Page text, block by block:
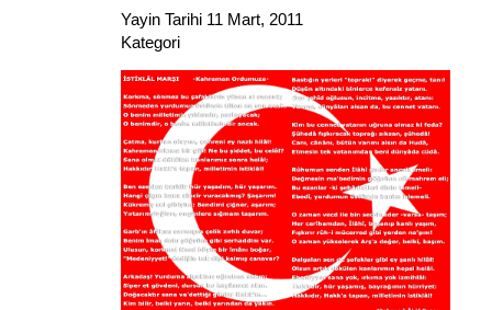
Yayin Tarihi 11 Mart, 2011
Kategori